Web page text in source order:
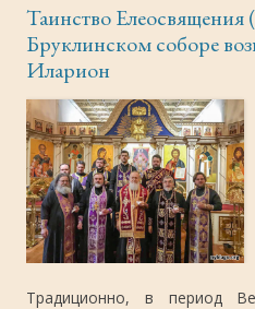
Таинство Елеосвящения
Бруклинском соборе
Иларион
Традиционно, в период